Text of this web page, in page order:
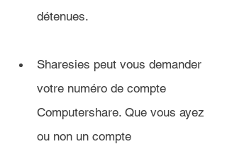
détenues.
Sharesies peut vous demander
votre numéro de compte
Computershare. Que vous ayez
ou non un compte